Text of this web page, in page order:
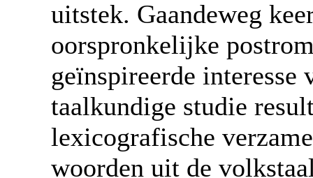
uitstek. Gaandeweg
oorspronkelijke
geïnspireerde interesse
taalkundige studie
lexicografische
woorden uit de